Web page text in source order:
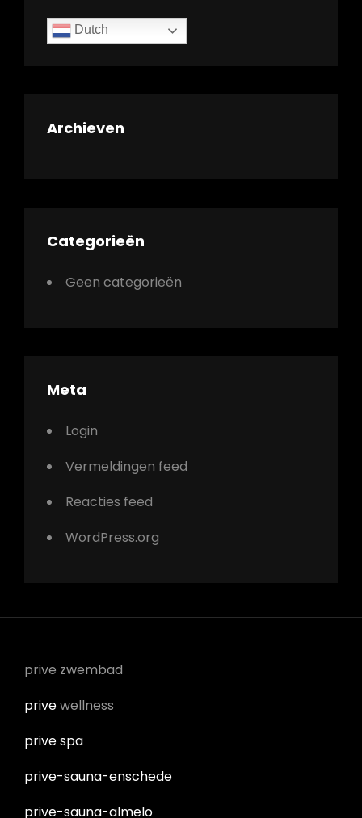
Dutch
Archieven
Categorieën
Geen categorieën
Meta
Login
Vermeldingen feed
Reacties feed
WordPress.org
prive zwembad
privewellness
prive spa
prive-sauna-enschede
prive-sauna-almelo